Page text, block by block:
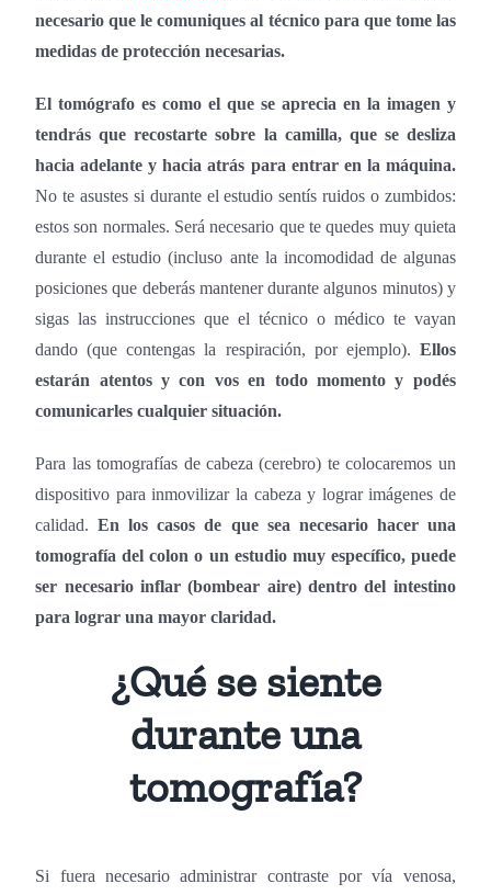
necesario que le comuniques al técnico para que tome las
medidas de protección necesarias.
El tomógrafo es como el que se aprecia en la imagen y
tendrás que recostarte sobre la camilla, que se desliza
hacia adelante y hacia atrás para entrar en la máquina.
No te asustes si durante el estudio sentís ruidos o zumbidos:
estos son normales. Será necesario que te quedes muy quieta
durante el estudio (incluso ante la incomodidad de algunas
posiciones que deberás mantener durante algunos minutos) y
sigas las instrucciones que el técnico o médico te vayan
dando (que contengas la respiración, por ejemplo). Ellos
estarán atentos y con vos en todo momento y podés
comunicarles cualquier situación.
Para las tomografías de cabeza (cerebro) te colocaremos un
dispositivo para inmovilizar la cabeza y lograr imágenes de
calidad.En los casos de que sea necesario hacer una
tomografía del colon o un estudio muy específico, puede
ser necesario inflar (bombear aire) dentro del intestino
para lograr una mayor claridad.
¿Qué se siente
durante una
tomografía?
Si fuera necesario administrar contraste por vía venosa,